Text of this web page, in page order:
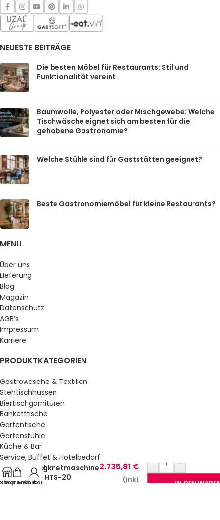
NEUESTE BEITRÄGE
Die besten Möbel für Restaurants: Stil und
Funktionalität vereint
Baumwolle, Polyester oder Mischgewebe: Welche
Tischwäsche eignet sich am besten für die
gehobene Gastronomie?
Welche Stühle sind für Gaststätten geeignet?
Beste Gastronomiemöbel für kleine Restaurants?
MENU
Über uns
Lieferung
Blog
Magazin
Datenschutz
AGB’s
Impressum
Karriere
PRODUKTKATEGORIEN
Gastrowäsche & Textilien
Stehtischhussen
Biertischgarnituren
Banketttische
Gartentische
Gartenstühle
Küche & Bar
Service, Buffet & Hotelbedarf
Gastromöbel
Schulmöbel
Shop
Warenkorb
Mein Konto
Teigknetmaschine
RM HTS-20
2.735,81 €
(inkl.
- +
IN DEN